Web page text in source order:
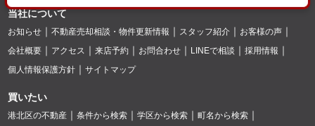
当社について
お知らせ 不動産売却相談・物件更新情報 スタッフ紹介
お客様の声
会社概要
アクセス 来店予約 お問合わせ LINEで相談
採用情報
個人情報保護方針
サイトマップ
買いたい
港北区の不動産 条件から検索 学区から検索
町名から検索